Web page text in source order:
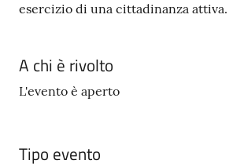
esercizio di una cittadinanza attiva.
A chi è rivolto
L'evento è aperto
Tipo evento